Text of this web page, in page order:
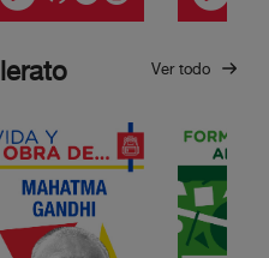
Ver todo